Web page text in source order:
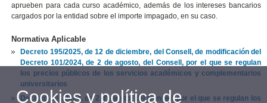
aprueben para cada curso académico, además de los intereses bancarios
cargados por la entidad sobre el importe impagado, en su caso.
Normativa Aplicable
Decreto 195/2025, de 12 de diciembre, del Consell, de modificación del
Decreto 101/2024, de 2 de agosto, del Consell, por el que se regulan
los precios públicos de los servicios académicos y complementarios
universitarios
Decreto 101/2024, de 2 d'agosto, del Consell, por el que se regulan los
Cookies y política de